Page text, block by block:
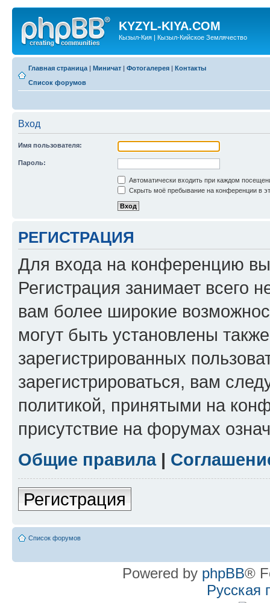
KYZYL-KIYA.COM
Кызыл-Кия | Кызыл-Кийское Землячество
Главная страница | Миничат | Фотогалерея | Контакты
Список форумов
Вход
Имя пользователя:
Пароль:
Автоматически входить при каждом
Скрыть моё пребывание на конференции в
РЕГИСТРАЦИЯ
Для входа на конференцию
Регистрация занимает всего
вам более широкие
могут быть установлены
зарегистрированных
зарегистрироваться, вам
политикой, принятыми на
присутствие на форумах
Общие правила|
Регистрация
Список форумов
Powered by phpBB®
Русская